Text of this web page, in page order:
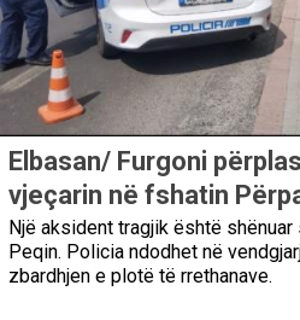
Elbasan/ Furgoni
vjeçarin në fshatin
Një aksident tragjik është
Peqin. Policia ndodhet në
zbardhjen e plotë të rrethanave.